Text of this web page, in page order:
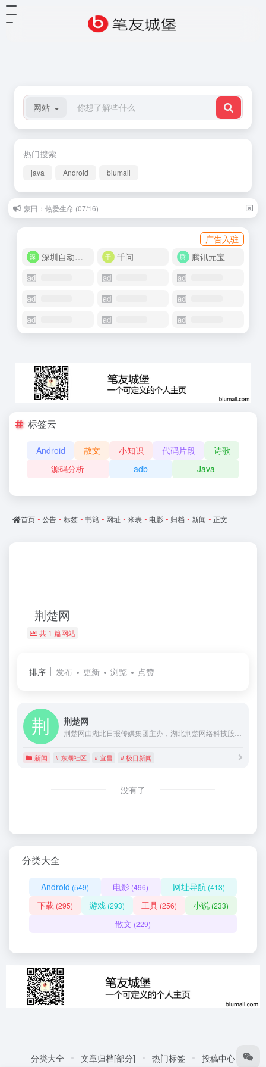
网站
热门搜索
java Android biumall
蒙田：热爱生命 (07/16)
广告入驻
深圳自动化商城
千问 腾讯元宝
标签云
Android 散文 小知识 代码片段
诗歌
源码分析
adb Java
首页 • 公告 • 标签 • 书籍 • 网址 • 米表 • 电影 • 归档 • 新闻 • 正文
荆楚网
共 1 篇网站
排序 发布 更新 浏览 点赞
荆楚网
新闻 # 东湖社区 # 宜昌 # 极目新闻
没有了
分类大全
Android (549) 电影 (496) 网址导航 (413)
下载 (295) 游戏 (293) 工具(256) 小说 (233)
散文 (229)
分类大全 文章归档[部分] 热门标签 投稿中心